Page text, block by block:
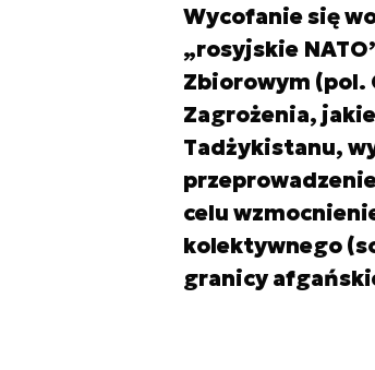
Wycofanie się
„rosyjskie
Zbiorowym (pol.
Zagrożenia,
Tadżykistanu,
celu
kolektywnego
granicy